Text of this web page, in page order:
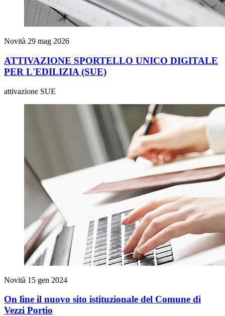
Novità 29 mag 2026
ATTIVAZIONE SPORTELLO UNICO DIGITALE
PER L'EDILIZIA (SUE)
attivazione SUE
Novità 15 gen 2024
On line il nuovo sito istituzionale del Comune di
Vezzi Portio